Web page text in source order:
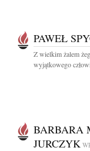
PAWEŁ
Z wielkim żalem
wyjątkowego
BARBARA
JURCZYK